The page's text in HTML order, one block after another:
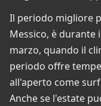
Il periodo migliore
Messico, è durante
marzo, quando il
periodo offre
all'aperto come
Anche se l'estate